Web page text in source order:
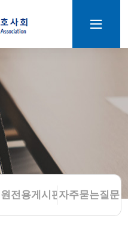
원전용게시판자주묻는질문